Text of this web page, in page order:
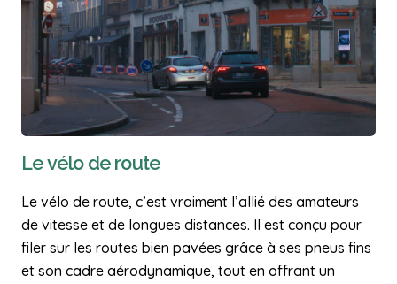
Le vélo de route
Le vélo de route, c’est vraiment l’allié des amateurs
de vitesse et de longues distances. Il est conçu pour
filer sur les routes bien pavées grâce à ses pneus fins
et son cadre aérodynamique, tout en offrant un